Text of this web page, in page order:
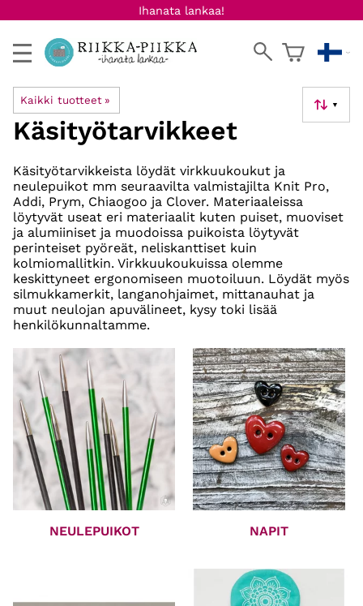
Ihanata lankaa!
Kaikki tuotteet ‪» ▼
Käsityötarvikkeet
Käsityötarvikkeista löydät virkkuukoukut ja
neulepuikot mm seuraavilta valmistajilta Knit Pro,
Addi, Prym, Chiaogoo ja Clover. Materiaaleissa
löytyvät useat eri materiaalit kuten puiset, muoviset
ja alumiiniset ja muodoissa puikoista löytyvät
perinteiset pyöreät, neliskanttiset kuin
kolmiomallitkin. Virkkuukoukuissa olemme
keskittyneet ergonomiseen muotoiluun. Löydät myös
silmukkamerkit, langanohjaimet, mittanauhat ja
muut neulojan apuvälineet, kysy toki lisää
henkilökunnaltamme.
NEULEPUIKOT NAPIT